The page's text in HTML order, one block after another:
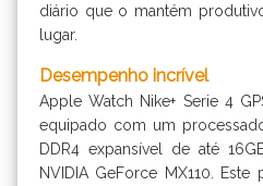
diário que o mantém
lugar.
Desempenho incrível
Apple Watch Nike+ Serie 4
equipado com um
DDR4 expansível de até
NVIDIA GeForce MX110.